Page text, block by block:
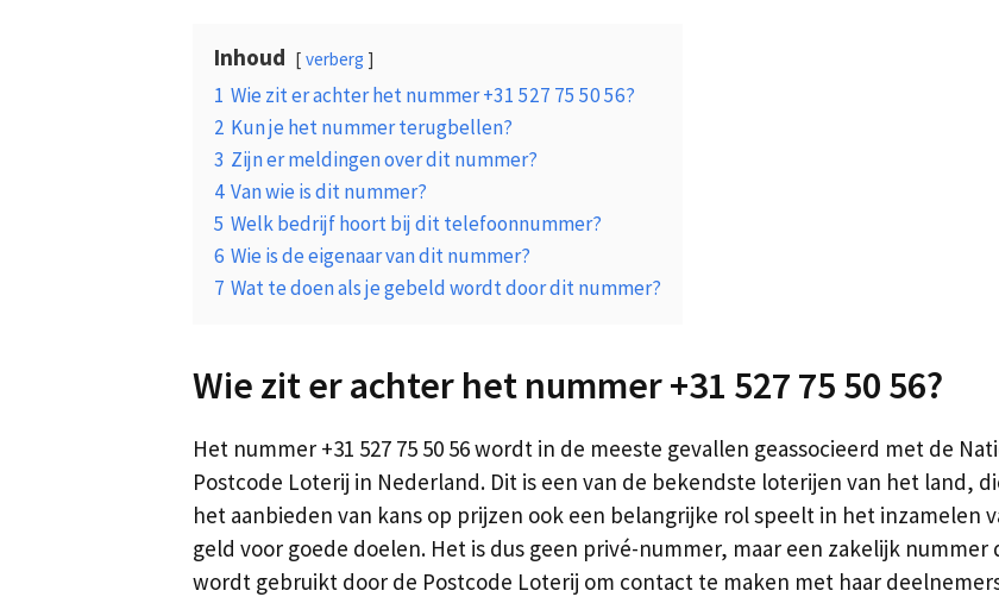
Inhoud verberg
1 Wie zit er achter het nummer +31 527 75 50 56?
2 Kun je het nummer terugbellen?
3 Zijn er meldingen over dit nummer?
4 Van wie is dit nummer?
5 Welk bedrijf hoort bij dit telefoonnummer?
6 Wie is de eigenaar van dit nummer?
7 Wat te doen als je gebeld wordt door dit nummer?
Wie zit er achter het nummer +31 527 75 50 56?
Het nummer +31 527 75 50 56 wordt in de meeste gevallen geassocieerd met de
Postcode Loterij in Nederland. Dit is een van de bekendste loterijen van het land,
het aanbieden van kans op prijzen ook een belangrijke rol speelt in het inzamelen
geld voor goede doelen. Het is dus geen privé-nummer, maar een zakelijk nummer
wordt gebruikt door de Postcode Loterij om contact te maken met haar